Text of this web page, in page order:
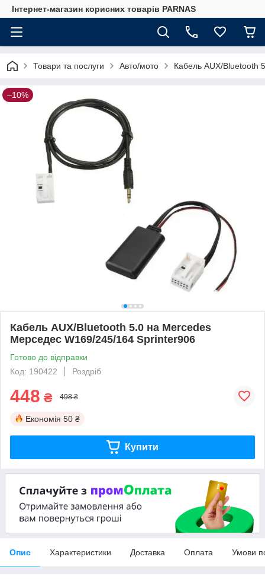
Інтернет-магазин корисних товарів PARNAS
Товари та послуги Авто/мото Кабель AUX/Bluetooth
–10%
Кабель AUX/Bluetooth 5.0 на Mercedes
Мерседес W169/245/164 Sprinter906
Готово до відправки
Код: 190422
Роздріб
448 ₴ 498 ₴
Економія 50 ₴
Купити
Опис Характеристики Доставка Оплата Умови